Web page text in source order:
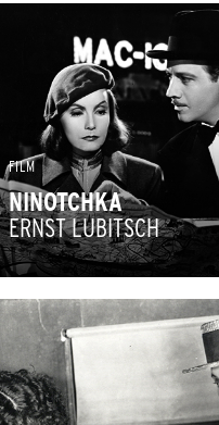
FILM
NINOTCHKA
ERNST LUBITSCH